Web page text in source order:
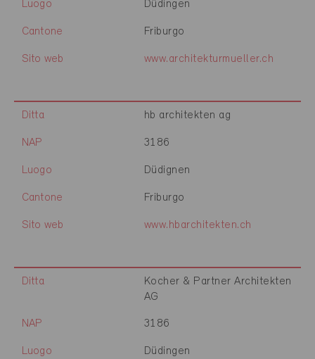
Luogo Düdingen
Cantone Friburgo
Sito web www.architekturmueller.ch
Ditta hb architekten ag
NAP 3186
Luogo Düdignen
Cantone Friburgo
Sito web www.hbarchitekten.ch
Ditta
Kocher & Partner Architekten
AG
NAP 3186
Luogo Düdingen